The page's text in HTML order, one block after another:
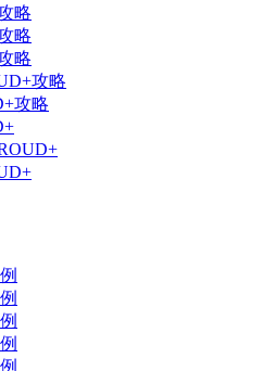
略
略
略
攻略
攻略